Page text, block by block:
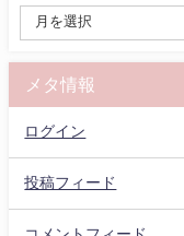
メタ情報
ログイン
投稿フィード